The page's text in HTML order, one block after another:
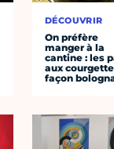
DÉCOUVRIR
On préfère
manger à la
cantine : les
aux
façon